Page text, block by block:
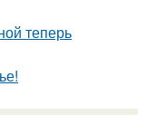
теперь